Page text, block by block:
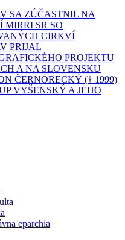
SA ZÚČASTNIL NA
MIRRI SR SO
CIRKVÍ
PRIJAL
PROJEKTU
A NA SLOVENSKU
ČERNORECKÝ († 1999)
VYŠENSKÝ A JEHO
eparchia